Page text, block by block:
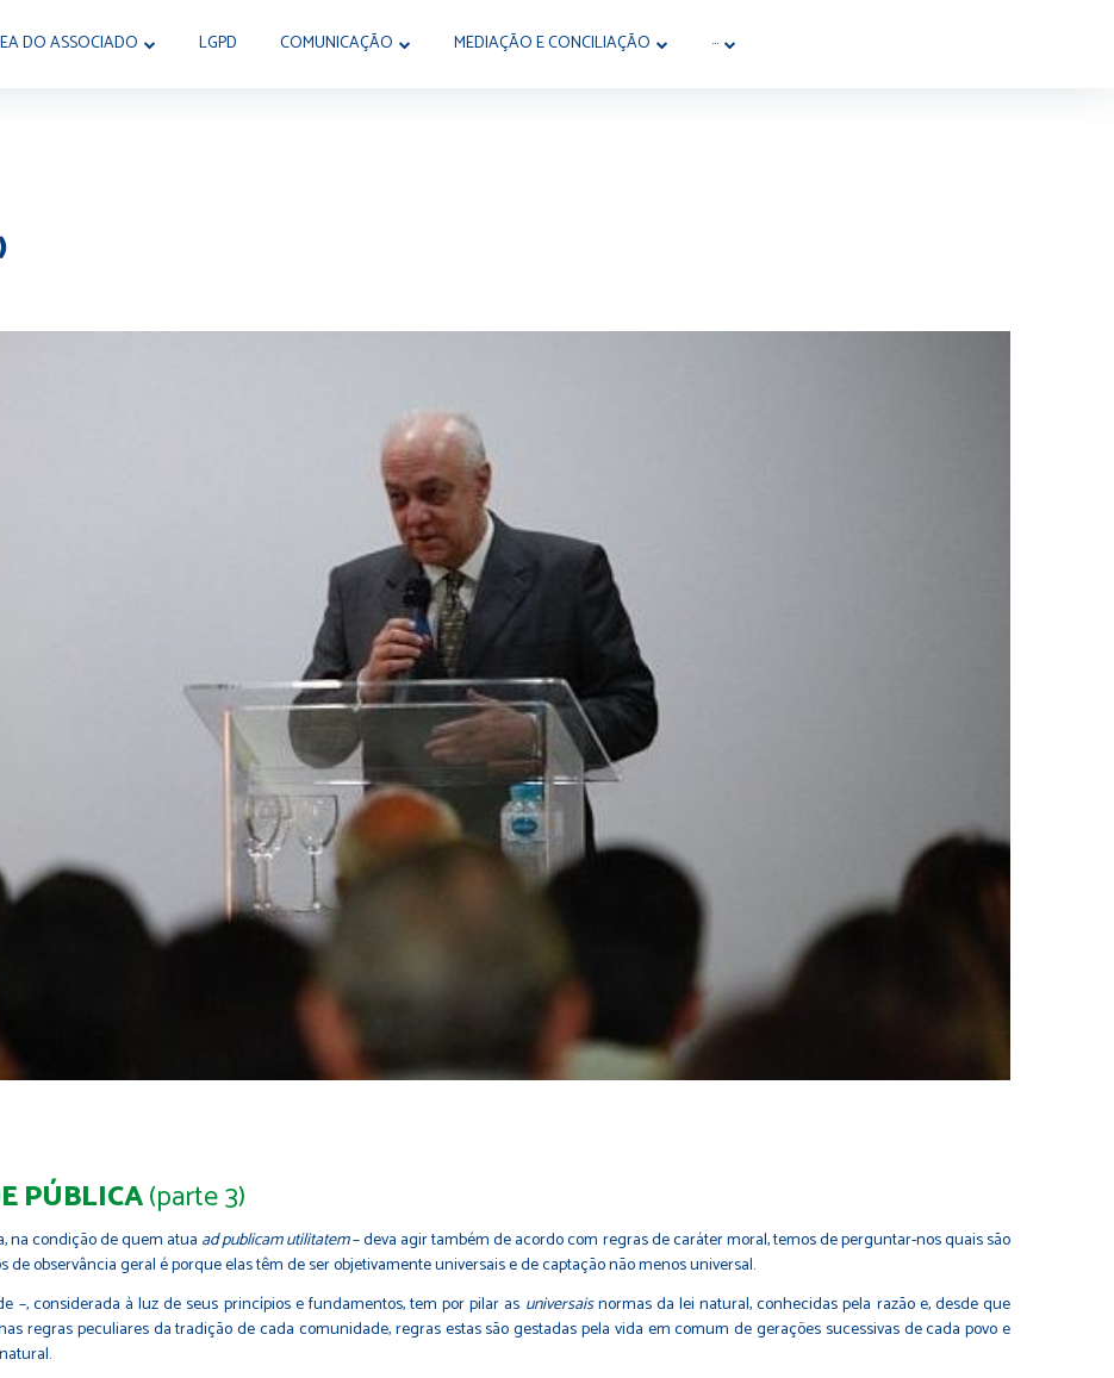
DO ASSOCIADO LGPD COMUNICAÇÃO MEDIAÇÃO E CONCILIAÇÃO ···
PÚBLICA(parte 3)
na condição de quem atua ad publicam utilitatem– deva agir também de acordo com regras de caráter moral, temos de perguntar-nos quais são
de observância geral é porque elas têm de ser objetivamente universais e de captação não menos universal.
–, considerada à luz de seus princípios e fundamentos, tem por pilar as universaisnormas da lei natural, conhecidas pela razão e, desde que
regras peculiares da tradição de cada comunidade, regras estas são gestadas pela vida em comum de gerações sucessivas de cada povo e